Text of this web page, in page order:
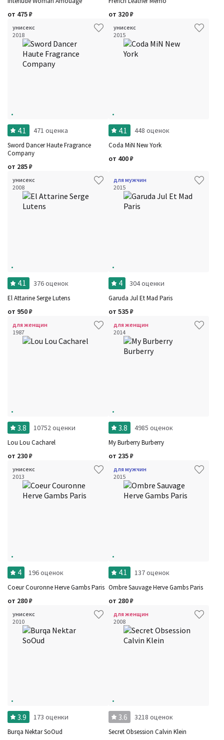
от 475₽ от 320₽
унисекс
2018
4.1 471 оценка
Sword Dancer Haute Fragrance
Company
от 285₽
унисекс
2015
4.1 448 оценок
Coda MiN New York
от 400₽
унисекс
2008
4.1 376 оценок
El Attarine Serge Lutens
от 950₽
для мужчин
2015
4 304 оценки
Garuda Jul Et Mad Paris
от 535₽
для женщин
1987
3.8 10752 оценки
Lou Lou Cacharel
от 230₽
для женщин
2014
3.8 4985 оценок
My Burberry Burberry
от 235₽
унисекс
2013
4 196 оценок
Coeur Couronne Herve Gambs Paris
от 280₽
для мужчин
2015
4.1 137 оценок
Ombre Sauvage Herve Gambs Paris
от 280₽
унисекс
2010
3.9 173 оценки
Burqa Nektar SoOud
для женщин
2008
3.6 3218 оценок
Secret Obsession Calvin Klein